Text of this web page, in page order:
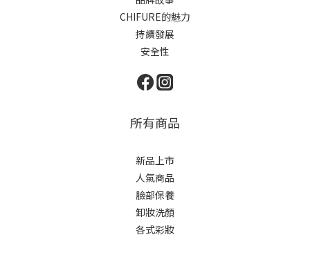
CHIFURE的魅力
持續發展
安全性
所有商品
新品上市
人氣商品
臉部保養
卸妝洗顏
各式彩妝